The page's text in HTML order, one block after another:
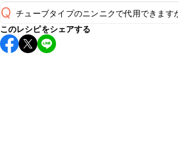
A
こちらのレシピは出来たてをお召し上がり
すすめします。
※日持ちは目安です。
Q チューブタイプのニンニクで代用できます
A
チューブタイプのニンニクを使用してもお
す。小さじ1/2を目安に加え、お好みの風味
このレシピをシェアする